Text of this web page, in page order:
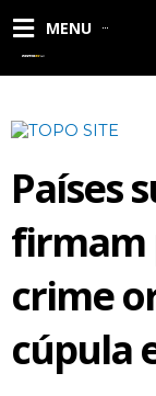
para
MENU
Países
firmam
crime
cúpula